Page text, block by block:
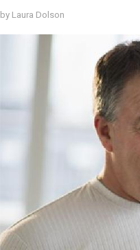
by Laura Dolson